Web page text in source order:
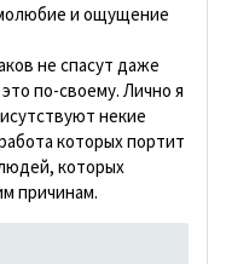
и ощущение
не спасут даже
по-своему. Лично я
некие
которых портит
которых
причинам.